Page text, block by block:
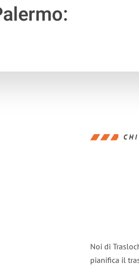
Noi di
pianifica il